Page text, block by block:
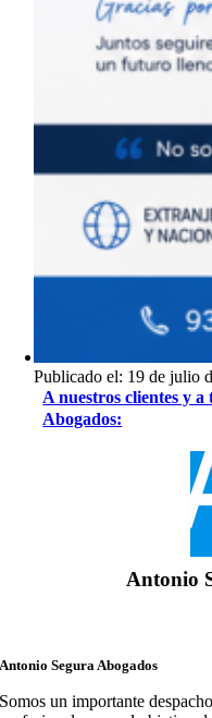
Publicado el: 19 de julio
A nuestros clientes y
Abogados:
Antonio
Antonio Segura Abogados
Somos un importante